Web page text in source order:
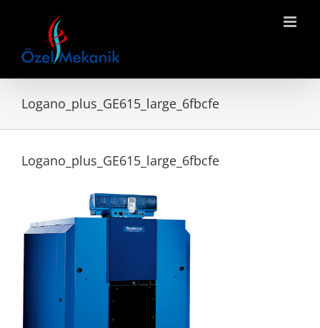
Logano_plus_GE615_large_6fbcfe
Logano_plus_GE615_large_6fbcfe